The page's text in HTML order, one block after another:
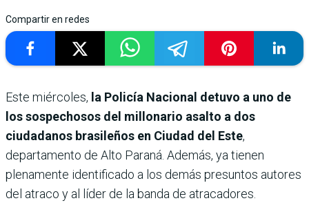
Compartir en redes
Este miércoles, la Policía Nacional detuvo a uno de
los sospechosos del millonario asalto a dos
ciudadanos brasileños en Ciudad del Este,
departamento de Alto Paraná. Además, ya tienen
plenamente identificado a los demás presuntos autores
del atraco y al líder de la banda de atracadores.